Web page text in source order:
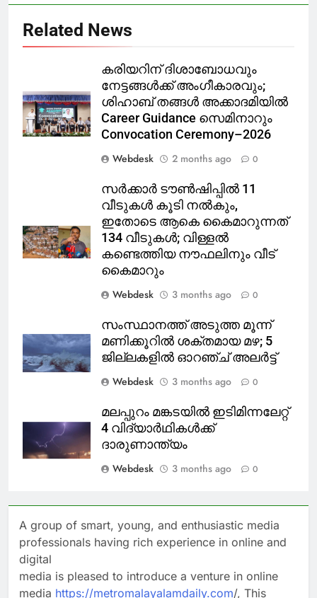
Related News
കരിയറിന് ദിശാബോധവും
നേട്ടങ്ങൾക്ക് അംഗീകാരവും;
ശിഹാബ് തങ്ങൾ അക്കാദമിയിൽ
Career Guidance സെമിനാറും
Convocation Ceremony–2026
Webdesk
2 months ago 0
സർക്കാർ ടൗൺഷിപ്പിൽ 11
വീടുകൾ കൂടി നൽകും,
ഇതോടെ ആകെ കൈമാറുന്നത്
134 വീടുകൾ; വിള്ളൽ
കണ്ടെത്തിയ നൗഫലിനും വീട്
കൈമാറും
Webdesk
3 months ago 0
സംസ്ഥാനത്ത് അടുത്ത മൂന്ന്
മണിക്കൂറിൽ ശക്തമായ മഴ; 5
ജില്ലകളിൽ ഓറഞ്ച് അലർട്ട്
Webdesk
3 months ago 0
മലപ്പുറം മങ്കടയിൽ ഇടിമിന്നലേറ്റ്
4 വിദ്യാർഥികൾക്ക്
ദാരുണാന്ത്യം
Webdesk
3 months ago 0
A group of smart, young, and enthusiastic media
professionals having rich experience in online and
digital
media is pleased to introduce a venture in online
media https://metromalayalamdaily.com/, This